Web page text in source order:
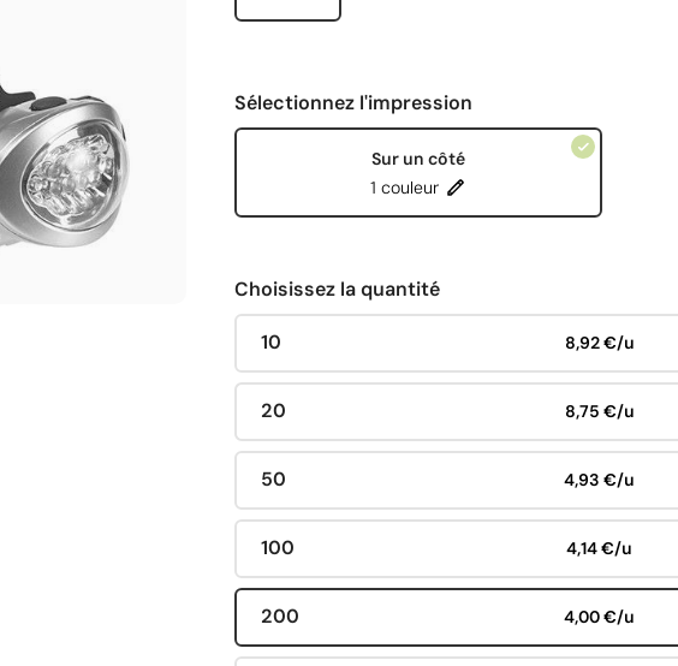
Sélectionnez l'impression
Sur un côté
1 couleur
Choisissez la quantité
10 8,92 €/u
20 8,75 €/u
50 4,93 €/u
100 4,14 €/u
200 4,00 €/u